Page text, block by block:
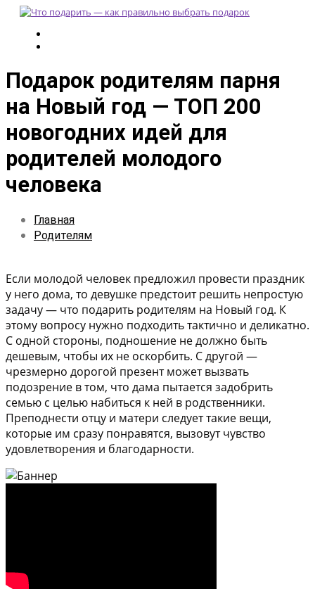
Подарок родителям парня
на Новый год — ТОП 200
новогодних идей для
родителей молодого
человека
Главная
Родителям
Если молодой человек предложил провести праздник
у него дома, то девушке предстоит решить непростую
задачу — что подарить родителям на Новый год. К
этому вопросу нужно подходить тактично и деликатно.
С одной стороны, подношение не должно быть
дешевым, чтобы их не оскорбить. С другой —
чрезмерно дорогой презент может вызвать
подозрение в том, что дама пытается задобрить
семью с целью набиться к ней в родственники.
Преподнести отцу и матери следует такие вещи,
которые им сразу понравятся, вызовут чувство
удовлетворения и благодарности.